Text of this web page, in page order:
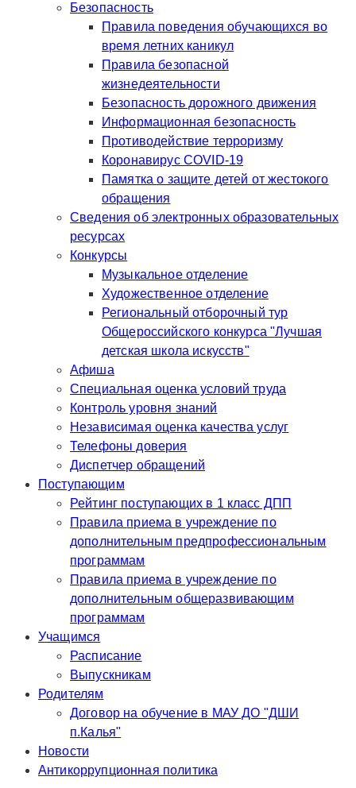
Безопасность
Правила поведения обучающихся во
время летних каникул
Правила безопасной
жизнедеятельности
Безопасность дорожного движения
Информационная безопасность
Противодействие терроризму
Коронавирус COVID-19
Памятка о защите детей от жестокого
обращения
Сведения об электронных образовательных
ресурсах
Конкурсы
Музыкальное отделение
Художественное отделение
Региональный отборочный тур
Общероссийского конкурса "Лучшая
детская школа искусств"
Афиша
Специальная оценка условий труда
Контроль уровня знаний
Независимая оценка качества услуг
Телефоны доверия
Диспетчер обращений
Поступающим
Рейтинг поступающих в 1 класс ДПП
Правила приема в учреждение по
дополнительным предпрофессиональным
программам
Правила приема в учреждение по
дополнительным общеразвивающим
программам
Учащимся
Расписание
Выпускникам
Родителям
Договор на обучение в МАУ ДО "ДШИ
п.Калья"
Новости
Антикоррупционная политика